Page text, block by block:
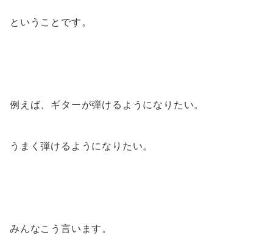
ということです。
例えば、ギターが弾けるようになりたい。
うまく弾けるようになりたい。
みんなこう言います。